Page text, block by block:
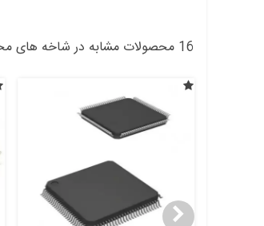
16 محصولات مشابه در شاخه های مختلف: